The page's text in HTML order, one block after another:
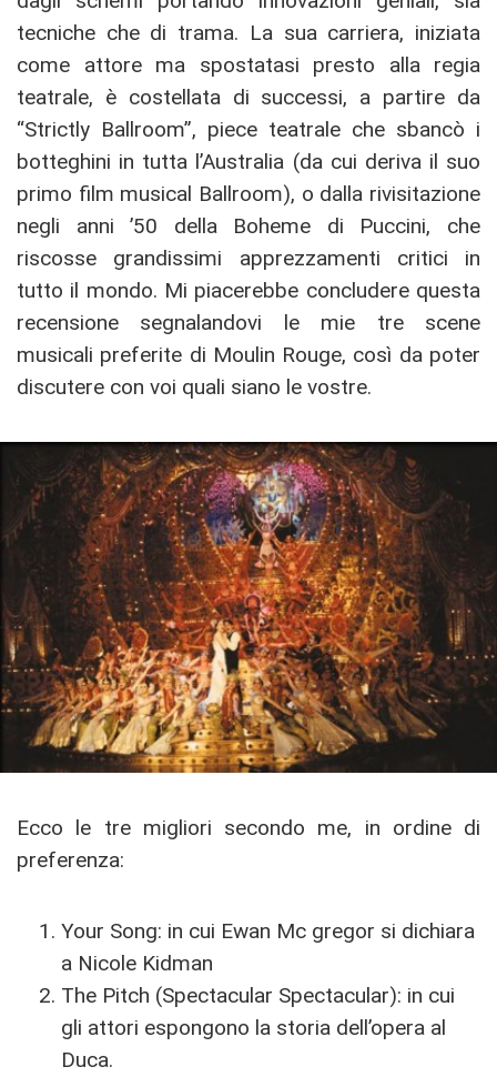
tecniche che di trama. La sua carriera, iniziata
come attore ma spostatasi presto alla regia
teatrale, è costellata di successi, a partire da
“Strictly Ballroom”, piece teatrale che sbancò i
botteghini in tutta l’Australia (da cui deriva il suo
primo film musical Ballroom), o dalla rivisitazione
negli anni ’50 della Boheme di Puccini, che
riscosse grandissimi apprezzamenti critici in
tutto il mondo. Mi piacerebbe concludere questa
recensione segnalandovi le mie tre scene
musicali preferite di Moulin Rouge, così da poter
discutere con voi quali siano le vostre.
Ecco le tre migliori secondo me, in ordine di
preferenza:
Your Song: in cui Ewan Mc gregor si dichiara
a Nicole Kidman
The Pitch (Spectacular Spectacular): in cui
gli attori espongono la storia dell’opera al
Duca.